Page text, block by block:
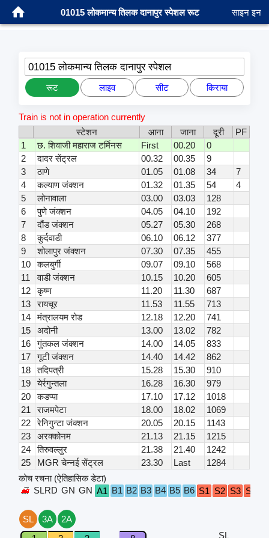
01015 लोकमान्य तिलक दानापुर स्पेशल रूट साइन इन
01015 लोकमान्य तिलक दानापुर स्पेशल
रूट लाइव सीट किराया
Train is not in operation currently
स्टेशन
आना जाना दूरी
PF
1
छ. शिवाजी महाराज टर्मिनस First 00.20
0
2
दादर सेंट्रल 00.32 00.35
9
3
ठाणे 01.05 01.08 34
7
4
कल्याण जंक्शन 01.32 01.35 54
4
5
लोनावाला 03.00 03.03
128
6
पुणे जंक्शन 04.05 04.10
192
7
दौंड जंक्शन 05.27 05.30
268
8
कुर्दवाडी 06.10 06.12
377
9
शोलापुर जंक्शन 07.30 07.35
455
10
कलबुर्गी 09.07 09.10
568
11
वाडी जंक्शन 10.15 10.20
605
12
कृष्ण 11.20 11.30
687
13
रायचूर 11.53 11.55
713
14
मंत्रालयम रोड 12.18 12.20
741
15
अदोनी 13.00 13.02
782
16
गुंतकल जंक्शन 14.00 14.05
833
17
गूटी जंक्शन 14.40 14.42
862
18
तदिपत्री 15.28 15.30
910
19
येर्रगुन्तला 16.28 16.30
979
20
कडप्पा 17.10 17.12
1018
21
राजमपेटा 18.00 18.02
1069
22
रेनिगुन्टा जंक्शन 20.05 20.15
1143
23
अरक्कोनम 21.13 21.15
1215
24
तिरुवल्लुर 21.38 21.40
1242
25
MGR चेन्नई सेंट्रल 23.30 Last
1284
कोच रचना (ऐतिहासिक डेटा)
SLRD GN GN A1 B1 B2 B3 B4 B5 B6 S1 S2 S3 S4
SL 3A
2A
SL